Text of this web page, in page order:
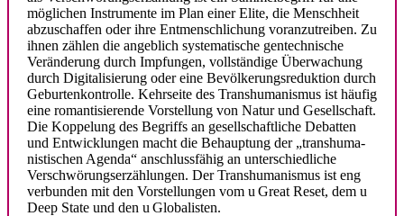
möglichen Instru­mente im Plan einer Elite, die Menschheit
abzuschaffen oder ihre Entmensch­li­chung voran­zu­treiben. Zu
ihnen zählen die angeblich syste­ma­tische gentech­nische
Verän­derung durch Impfungen, vollständige Überwa­chung
durch Digita­li­sierung oder eine Bevölkerungs­reduktion durch
Gebur­ten­kon­trolle. Kehrseite des Trans­humanismus ist häufig
eine roman­ti­sie­rende Vorstellung von Natur und Gesell­schaft.
Die Koppelung des Begriffs an gesell­schaft­liche Debatten
und Entwick­lungen macht die Behauptung der „trans­hu­ma­
nis­ti­schen Agenda“ anschluss­fähig an unter­schied­liche
Verschwö­rungs­er­zäh­lungen. Der Trans­hu­ma­nismus ist eng
verbunden mit den Vorstel­lungen vom u Great Reset, dem u
Deep State und den u Globalisten.